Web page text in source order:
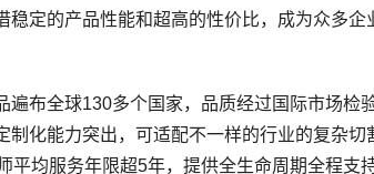
稳定的产品性能和超高的性价比，成为众多
全球130多个国家，品质经过国际市场检
化能力突出，可适配不一样的行业的复杂
平均服务年限超5年，提供全生命周期全程支